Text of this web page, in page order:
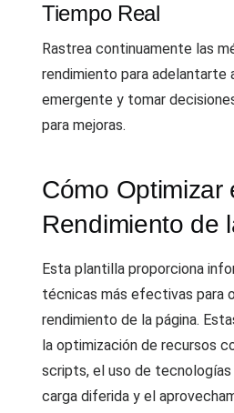
Tiempo Real
Rastrea continuamente las
rendimiento para adelantarte
emergente y tomar
para mejoras.
Cómo Optimizar
Rendimiento de
Esta plantilla proporciona
técnicas más efectivas para
rendimiento de la página.
la optimización de recursos
scripts, el uso de
carga diferida y el